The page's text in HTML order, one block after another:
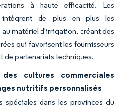
à haute efficacité. Les
intègrent de plus en plus les
matériel d'irrigation, créant des
qui favorisent les fournisseurs
de partenariats techniques.
cultures commerciales
nutritifs personnalisés
spéciales dans les provinces du